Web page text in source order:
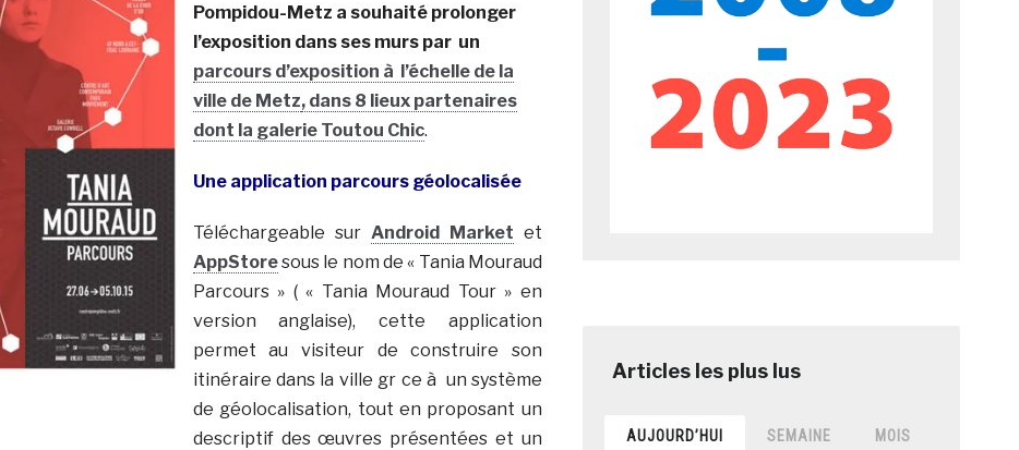
Pompidou-Metz a souhaité prolonger
l’exposition dans ses murs par un
parcours d’exposition à l’échelle de la
ville de Metz, dans 8 lieux partenaires
dont la galerie Toutou Chic.
Une application parcours géolocalisée
Téléchargeable sur Android Market et
AppStoresous le nom de « Tania Mouraud
Parcours » ( « Tania Mouraud Tour » en
version anglaise), cette application
permet au visiteur de construire son
itinéraire dans la ville gr ce à un système
de géolocalisation, tout en proposant un
descriptif des œuvres présentées et un
AUJOURD’HUI SEMAINE MOIS